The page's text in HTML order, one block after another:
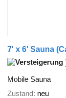
7' x 6' Sauna
Mobile Sauna
Zustand neu